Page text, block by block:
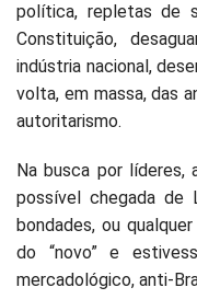
política, repletas de
Constituição,
indústria nacional,
volta, em massa, das
autoritarismo.
Na busca por líderes,
possível chegada de
bondades, ou
do “novo” e
mercadológico, anti-